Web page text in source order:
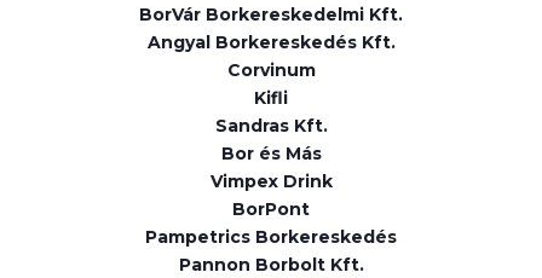
BorVár Borkereskedelmi Kft.
Angyal Borkereskedés Kft.
Corvinum
Kifli
Sandras Kft.
Bor és Más
Vimpex Drink
BorPont
Pampetrics Borkereskedés
Pannon Borbolt Kft.